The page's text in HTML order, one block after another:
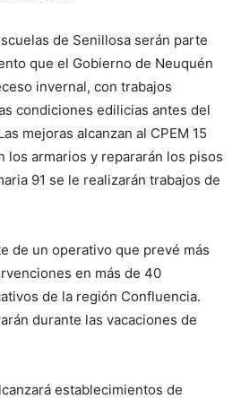
de Senillosa serán parte
que el Gobierno de Neuquén
invernal, con trabajos
condiciones edilicias antes del
mejoras alcanzan al CPEM 15
los armarios y repararán los pisos
91 se le realizarán trabajos de
de un operativo que prevé más
en más de 40
de la región Confluencia.
durante las vacaciones de
establecimientos de